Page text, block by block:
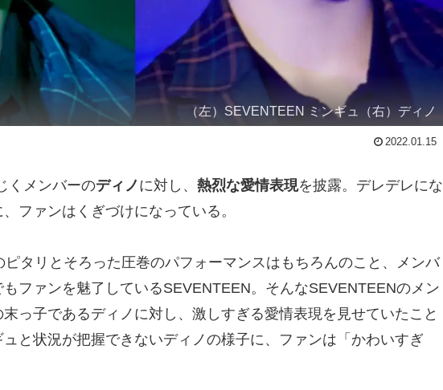
（左）SEVENTEEN ミンギュ（右）ディノ
2022.01.15
くメンバーのディノ に対し、 熱烈な愛情表現を披露。デレデレにな
ファンはくぎづけになっている。
タリとそろった圧巻のパフォーマンスはもちろんのこと、メンバ
ファンを魅了しているSEVENTEEN。そんなSEVENTEENのメン
っ子であるディノに対し、激しすぎる愛情表現を見せていたこと
と状況が把握できないディノの様子に、ファンは「かわいすぎ